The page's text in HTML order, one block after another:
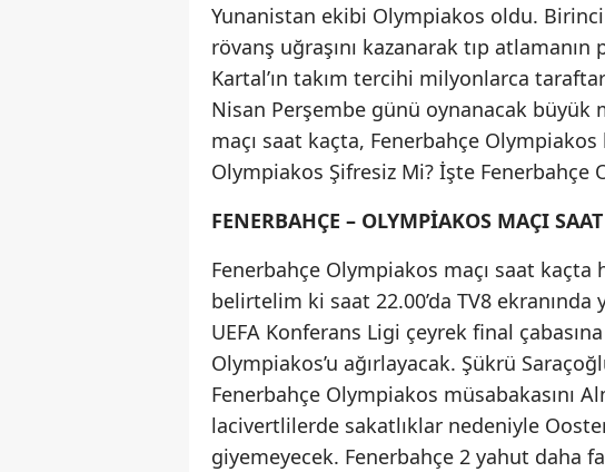
Yunanistan ekibi Olympiakos oldu.
rövanş uğraşını kazanarak tıp
Kartal’ın takım tercihi milyonlarca
Nisan Perşembe günü oynanacak büyük
maçı saat kaçta, Fenerbahçe Olympiakos
Olympiakos Şifresiz Mi? İşte Fenerbahçe
FENERBAHÇE – OLYMPİAKOS MAÇI
Fenerbahçe Olympiakos maçı saat
belirtelim ki saat 22.00’da TV8
UEFA Konferans Ligi çeyrek final
Olympiakos’u ağırlayacak. Şükrü
Fenerbahçe Olympiakos müsabakasını
lacivertlilerde sakatlıklar nedeniyle
giyemeyecek. Fenerbahçe 2 yahut daha